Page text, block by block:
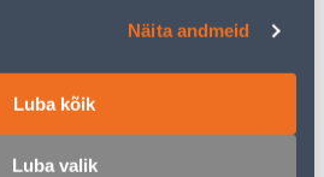
Näita andmeid
Luba kõik
Luba valik
M-GA SÜV KERAAMILINE
VALGE